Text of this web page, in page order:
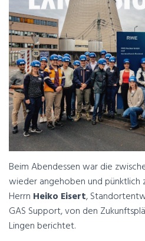
Beim Abendessen war die
wieder angehoben und pünktlich
Herrn Heiko Eisert,
GAS Support, von den
Lingen berichtet.